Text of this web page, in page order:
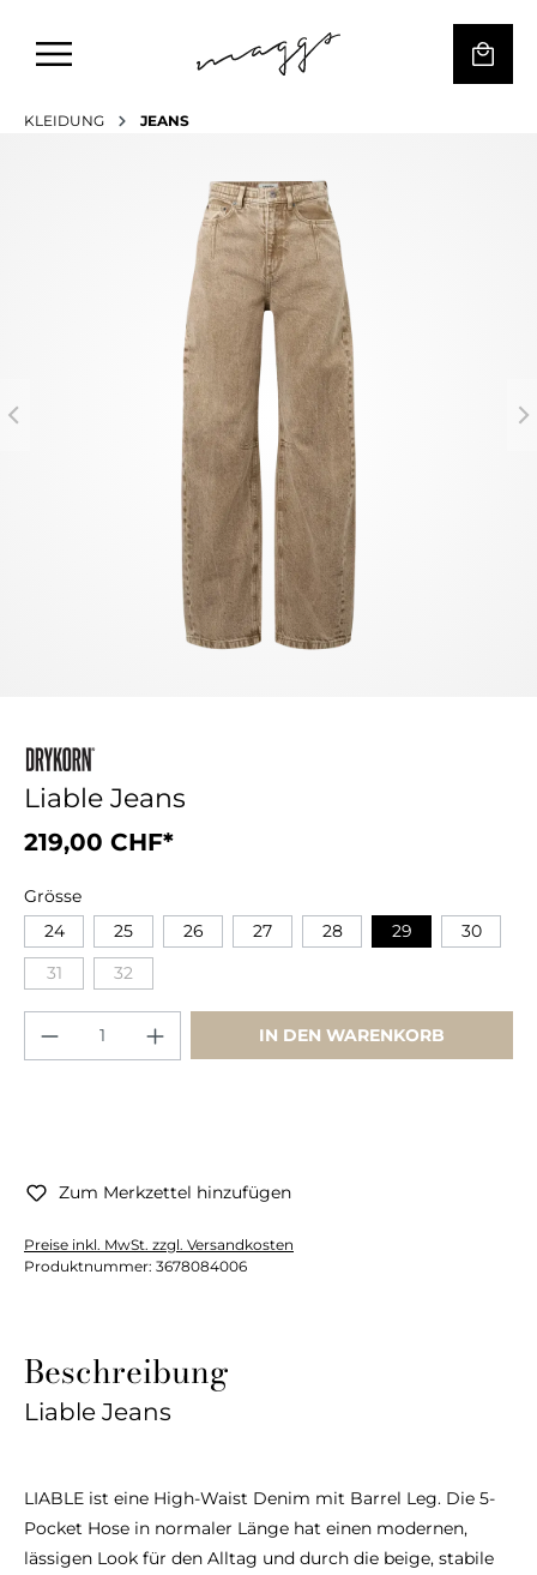
KLEIDUNG JEANS
Liable Jeans
219,00 CHF*
Grösse
24
25 26 27 28 29
30
31
32
IN DEN WARENKORB
Zum Merkzettel hinzufügen
Preise inkl. MwSt. zzgl. Versandkosten
Produktnummer: 3678084006
Beschreibung
Liable Jeans
LIABLE ist eine High-Waist Denim mit Barrel Leg. Die 5-
Pocket Hose in normaler Länge hat einen modernen,
lässigen Look für den Alltag und durch die beige, stabile